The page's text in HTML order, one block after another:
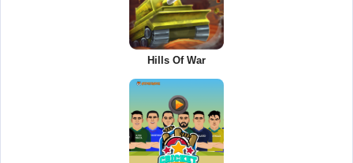
Hills Of War